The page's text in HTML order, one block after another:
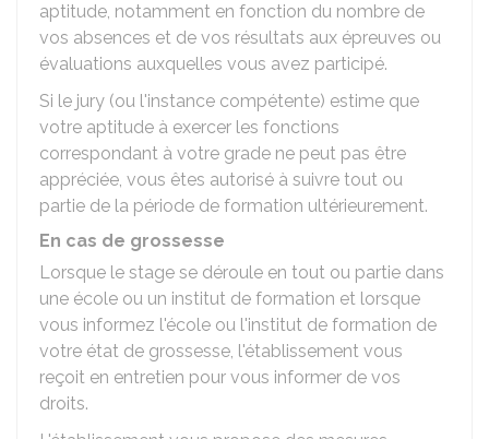
aptitude, notamment en fonction du nombre de
vos absences et de vos résultats aux épreuves ou
évaluations auxquelles vous avez participé.
Si le jury (ou l'instance compétente) estime que
votre aptitude à exercer les fonctions
correspondant à votre grade ne peut pas être
appréciée, vous êtes autorisé à suivre tout ou
partie de la période de formation ultérieurement.
En cas de grossesse
Lorsque le stage se déroule en tout ou partie dans
une école ou un institut de formation et lorsque
vous informez l'école ou l'institut de formation de
votre état de grossesse, l'établissement vous
reçoit en entretien pour vous informer de vos
droits.